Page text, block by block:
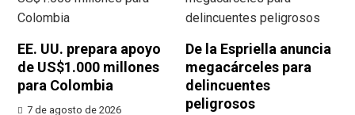
EE. UU. prepara apoyo
de US$1.000 millones
para Colombia
7 de agosto de 2026
De la Espriella anuncia
megacárceles para
delincuentes
peligrosos